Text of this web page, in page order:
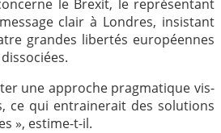
le Brexit, le représentant
clair à Londres, insistant
grandes libertés européennes
une approche pragmatique vis-
ce qui entrainerait des solutions
», estime-t-il.